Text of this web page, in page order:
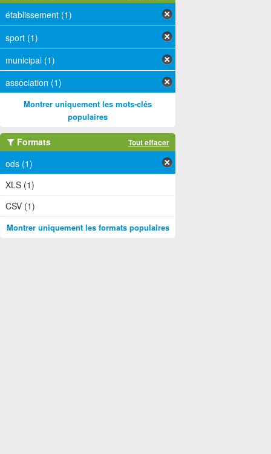
établissement (1)
sport (1)
municipal (1)
association (1)
Montrer uniquement les mots-clés
populaires
Formats Tout effacer
ods (1)
XLS (1)
CSV (1)
Montrer uniquement les formats populaires